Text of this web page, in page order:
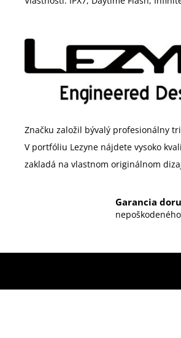
Značku založil bývalý profesionálny
V portfóliu Lezyne nájdete vysoko
zakladá na vlastnom originálnom
Garancia